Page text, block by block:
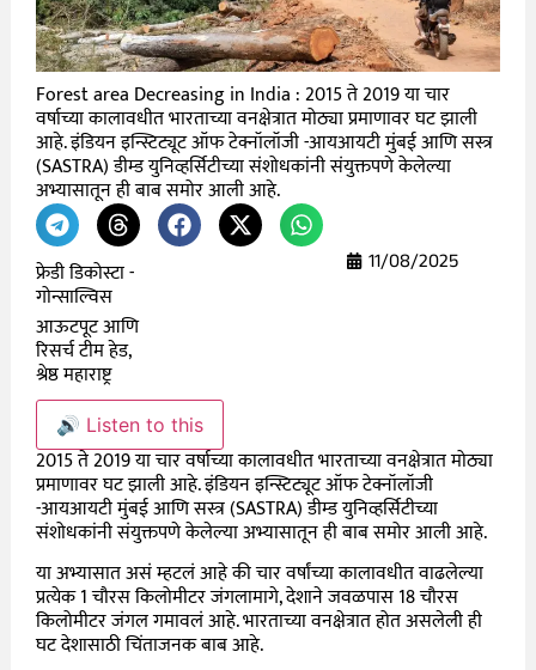
Forest area Decreasing in India : 2015 ते 2019 या चार
वर्षाच्या कालावधीत भारताच्या वनक्षेत्रात मोठ्या प्रमाणावर घट झाली
आहे. इंडियन इन्स्टिट्यूट ऑफ टेक्नॉलॉजी -आयआयटी मुंबई आणि सस्त्र
(SASTRA) डीम्ड युनिव्हर्सिटीच्या संशोधकांनी संयुक्तपणे केलेल्या
अभ्यासातून ही बाब समोर आली आहे.
फ्रेडी डिकोस्टा -
गोन्साल्विस
आऊटपूट आणि
रिसर्च टीम हेड,
श्रेष्ठ महाराष्ट्र
11/08/2025
🔊 Listen to this
2015 ते 2019 या चार वर्षाच्या कालावधीत भारताच्या वनक्षेत्रात मोठ्या
प्रमाणावर घट झाली आहे. इंडियन इन्स्टिट्यूट ऑफ टेक्नॉलॉजी
-आयआयटी मुंबई आणि सस्त्र (SASTRA) डीम्ड युनिव्हर्सिटीच्या
संशोधकांनी संयुक्तपणे केलेल्या अभ्यासातून ही बाब समोर आली आहे.
या अभ्यासात असं म्हटलं आहे की चार वर्षांच्या कालावधीत वाढलेल्या
प्रत्येक 1 चौरस किलोमीटर जंगलामागे, देशाने जवळपास 18 चौरस
किलोमीटर जंगल गमावलं आहे. भारताच्या वनक्षेत्रात होत असलेली ही
घट देशासाठी चिंताजनक बाब आहे.